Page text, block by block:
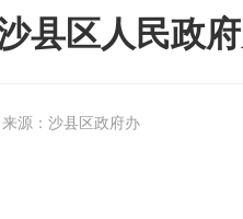
县区人民政
来源：沙县区政府办